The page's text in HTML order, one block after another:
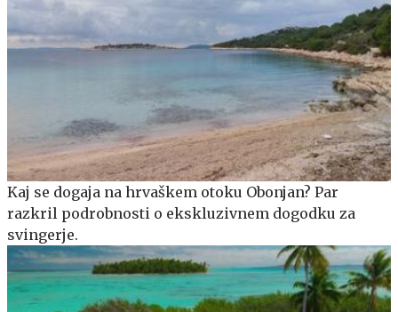
Kaj se dogaja na hrvaškem otoku Obonjan? Par
razkril podrobnosti o ekskluzivnem dogodku za
svingerje.